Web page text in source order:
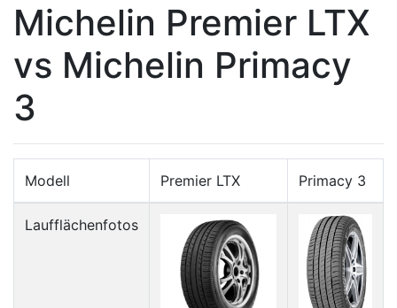
Michelin Premier LTX
vs Michelin Primacy
3
Modell Premier LTX Primacy 3
Laufflächenfotos